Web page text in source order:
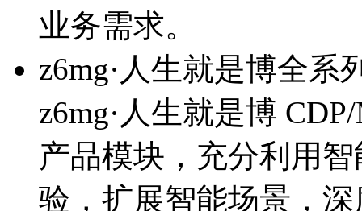
业务需求。
z6mg·人生就是博全
z6mg·人生就是博 CDP/
产品模块，充分利用
验，扩展智能场景